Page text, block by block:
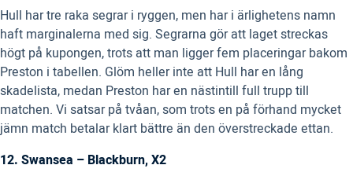
Hull har tre raka segrar i ryggen, men har i ärlighetens namn
haft marginalerna med sig. Segrarna gör att laget streckas
högt på kupongen, trots att man ligger fem placeringar bakom
Preston i tabellen. Glöm heller inte att Hull har en lång
skadelista, medan Preston har en nästintill full trupp till
matchen. Vi satsar på tvåan, som trots en på förhand mycket
jämn match betalar klart bättre än den överstreckade ettan.
12. Swansea – Blackburn, X2